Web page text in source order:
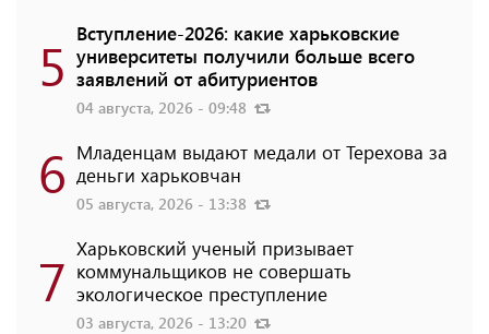
5 Вступление-2026: какие харьковские
университеты получили больше всего
заявлений от абитуриентов
04 августа, 2026 - 09:48
6 Младенцам выдают медали от Терехова за
деньги харьковчан
05 августа, 2026 - 13:38
7 Харьковский ученый призывает
коммунальщиков не совершать
экологическое преступление
03 августа, 2026 - 13:20